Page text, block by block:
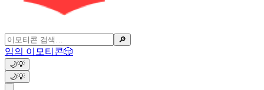
🔎
임의 이모티콘🎲
🌙💡
🌙💡